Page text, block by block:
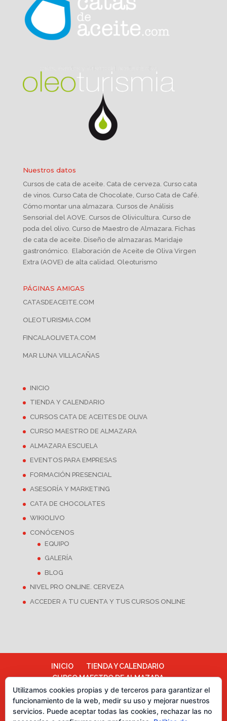
Nuestros datos
Cursos de cata de aceite. Cata de cerveza. Curso cata
de vinos. Curso Cata de Chocolate, Curso Cata de Café.
Cómo montar una almazara. Cursos de Análisis
Sensorial del AOVE. Cursos de Olivicultura. Curso de
poda del olivo. Curso de Maestro de Almazara. Fichas
de cata de aceite. Diseño de almazaras. Maridaje
gastronómico. Elaboración de Aceite de Oliva Virgen
Extra (AOVE) de alta calidad. Oleoturismo
PÁGINAS AMIGAS
CATASDEACEITE.COM
OLEOTURISMIA.COM
FINCALAOLIVETA.COM
MAR LUNA VILLACAÑAS
INICIO
TIENDA Y CALENDARIO
CURSOS CATA DE ACEITES DE OLIVA
CURSO MAESTRO DE ALMAZARA
ALMAZARA ESCUELA
EVENTOS PARA EMPRESAS
FORMACIÓN PRESENCIAL
ASESORÍA Y MARKETING
CATA DE CHOCOLATES
WIKIOLIVO
CONÓCENOS
EQUIPO
GALERÍA
BLOG
NIVEL PRO ONLINE. CERVEZA
ACCEDER A TU CUENTA Y TUS CURSOS ONLINE
INICIO
TIENDA Y CALENDARIO
CURSO MAESTRO DE ALMAZARA
ALMAZARA ESCUELA
TÉRMINOS Y CONDICIONES
Más información sobre las cookies
Utilizamos cookies propias y de terceros para garantizar el
funcionamiento de la web, medir su uso y mejorar nuestros
servicios. Puede aceptar todas las cookies, rechazar las no